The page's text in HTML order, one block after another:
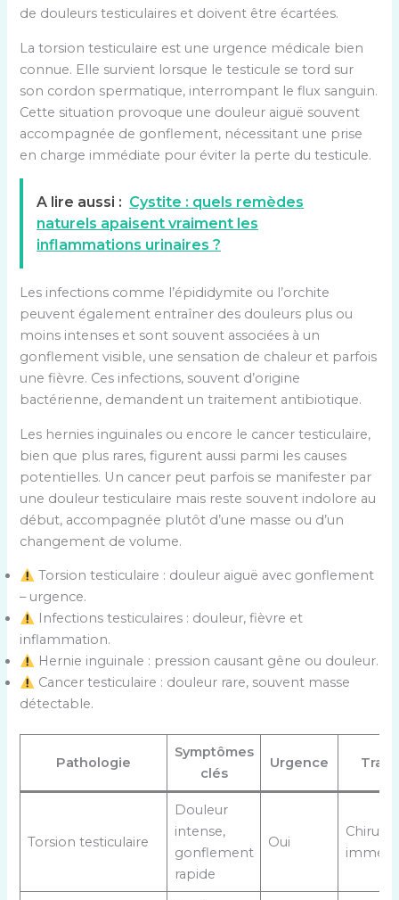
de douleurs testiculaires et doivent être écartées.
La torsion testiculaire est une urgence médicale bien
connue. Elle survient lorsque le testicule se tord sur
son cordon spermatique, interrompant le flux sanguin.
Cette situation provoque une douleur aiguë souvent
accompagnée de gonflement, nécessitant une prise
en charge immédiate pour éviter la perte du testicule.
A lire aussi : Cystite : quels remèdes
naturels apaisent vraiment les
inflammations urinaires ?
Les infections comme l’épididymite ou l’orchite
peuvent également entraîner des douleurs plus ou
moins intenses et sont souvent associées à un
gonflement visible, une sensation de chaleur et parfois
une fièvre. Ces infections, souvent d’origine
bactérienne, demandent un traitement antibiotique.
Les hernies inguinales ou encore le cancer testiculaire,
bien que plus rares, figurent aussi parmi les causes
potentielles. Un cancer peut parfois se manifester par
une douleur testiculaire mais reste souvent indolore au
début, accompagnée plutôt d’une masse ou d’un
changement de volume.
Torsion testiculaire : douleur aiguë avec gonflement
– urgence.
Infections testiculaires : douleur, fièvre et
inflammation.
Hernie inguinale : pression causant gêne ou douleur.
Cancer testiculaire : douleur rare, souvent masse
détectable.
Pathologie
Symptômes
clés
Urgence
Torsion testiculaire
Douleur
intense,
gonflement
rapide
Oui